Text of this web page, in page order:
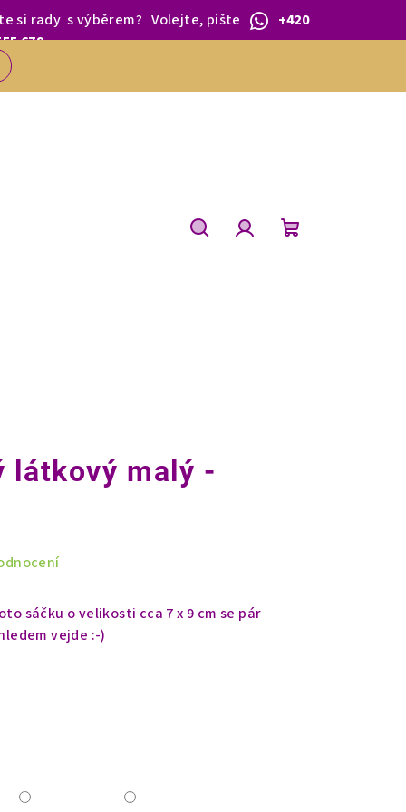
si rady s výběrem?Volejte, pište
+420
679
látkový malý -
sáčku o velikosti cca 7 x 9 cm se pár
vejde :-)